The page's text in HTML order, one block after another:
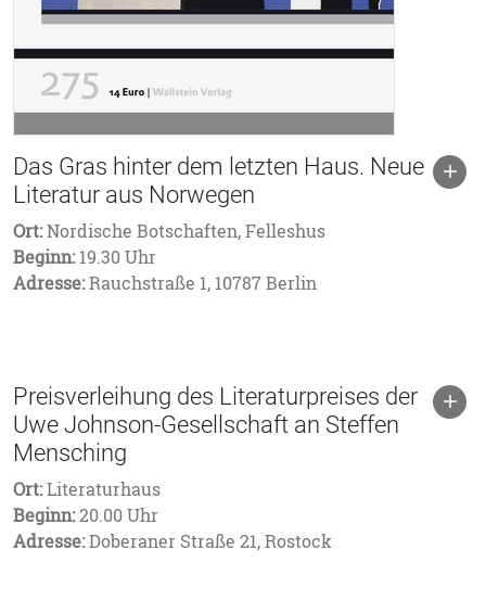
Das Gras hinter dem letzten Haus. Neue
Literatur aus Norwegen
Ort:Nordische Botschaften, Felleshus
Beginn:19.30 Uhr
Adresse:Rauchstraße 1, 10787 Berlin
Preisverleihung des Literaturpreises der
Uwe Johnson-Gesellschaft an Steffen
Mensching
Ort:Literaturhaus
Beginn:20.00 Uhr
Adresse:Doberaner Straße 21, Rostock